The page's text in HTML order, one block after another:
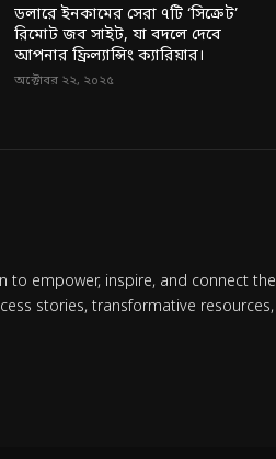
ডলারে ইনকামের সেরা ৭টি ‘সিক্রেট’
রিমোট জব সাইট, যা বদলে দেবে
আপনার ফ্রিল্যান্সিং ক্যারিয়ার।
অক্টোবর ২২, ২০২৫
to empower, inspire, and connect the
stories, transformative resources,